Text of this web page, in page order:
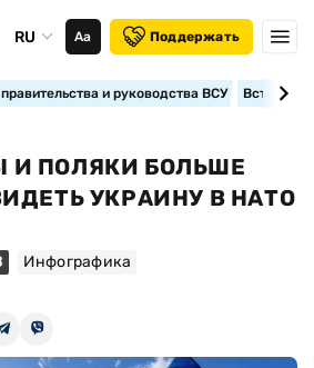
RU Аа Поддержать
и руководства ВСУ
И ПОЛЯКИ БОЛЬШЕ
УКРАИНУ В НАТО
Инфографика